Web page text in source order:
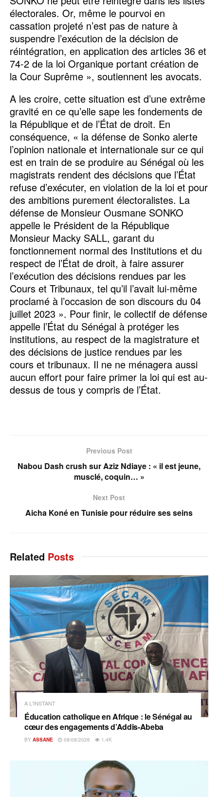
électorales. Or, même le pourvoi en
cassation projeté n’est pas de nature à
suspendre l’exécution de la décision de
réintégration, en application des articles 36 et
74-2 de la loi Organique portant création de
la Cour Suprême », soutiennent les avocats.
A les croire, cette situation est d’une extrême
gravité en ce qu’elle sape les fondements de
la République et de l’État de droit. En
conséquence, « la défense de Sonko alerte
l’opinion nationale et internationale sur ce qui
est en train de se produire au Sénégal où les
magistrats rendent des décisions que l’État
refuse d’exécuter, en violation de la loi et pour
des ambitions purement électoralistes. La
défense de Monsieur Ousmane SONKO
appelle le Président de la République
Monsieur Macky SALL, garant du
fonctionnement normal des Institutions et du
respect de l’État de droit, à faire assurer
l’exécution des décisions rendues par les
Cours et Tribunaux, tel qu’il l’avait lui-même
proclamé à l’occasion de son discours du 04
juillet 2023 ». Pour finir, le collectif de défense
appelle l’État du Sénégal à protéger les
institutions, au respect de la magistrature et
des décisions de justice rendues par les
cours et tribunaux. Il ne ne ménagera aussi
aucun effort pour faire primer la loi qui est au-
dessus de tous y compris de l’État.
Previous Post
Nabou Dash crush sur Aziz Ndiaye : « il est jeune,
musclé, coquin… »
Next Post
Aicha Koné en Tunisie pour réduire ses seins
Related Posts
A L'INSTANT
Éducation catholique en Afrique : le Sénégal au
cœur des engagements d’Addis-Abeba
BY ASSANE 08/08/2026 1.4K